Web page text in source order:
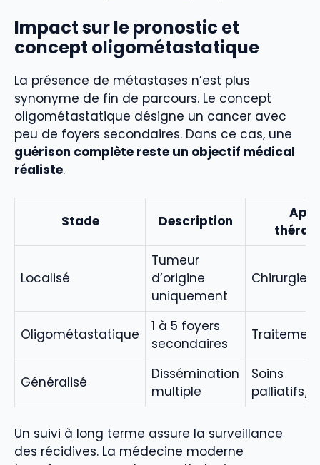
Impact sur le pronostic et
concept oligométastatique
La présence de métastases n’est plus
synonyme de fin de parcours. Le concept
oligométastatique désigne un cancer avec
peu de foyers secondaires. Dans ce cas, une
guérison complète reste un objectif médical
réaliste.
Stade Description
Localisé
Tumeur
d’origine
uniquement
Chirurgie
Oligométastatique
1 à 5 foyers
secondaires
Généralisé
Dissémination
multiple
Soins
palliatifs/
Un suivi à long terme assure la surveillance
des récidives. La médecine moderne